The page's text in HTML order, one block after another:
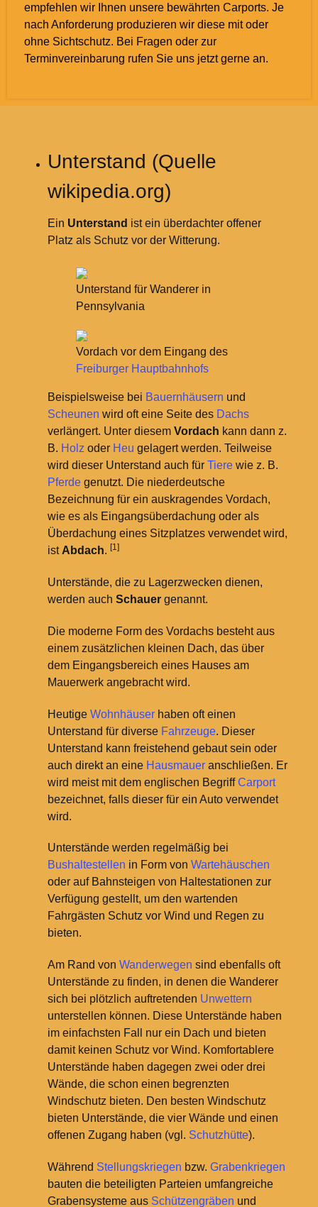
empfehlen wir Ihnen unsere bewährten Carports. Je
nach Anforderung produzieren wir diese mit oder
ohne Sichtschutz. Bei Fragen oder zur
Terminvereinbarung rufen Sie uns jetzt gerne an.
Unterstand (Quelle
wikipedia.org)
Ein Unterstand ist ein überdachter offener
Platz als Schutz vor der Witterung.
Unterstand für Wanderer in
Pennsylvania
Vordach vor dem Eingang des
Freiburger Hauptbahnhofs
Beispielsweise bei Bauernhäusern und
Scheunen wird oft eine Seite des Dachs
verlängert. Unter diesem Vordach kann dann z.
B. Holz oder Heu gelagert werden. Teilweise
wird dieser Unterstand auch für Tierewie z. B.
Pferdegenutzt. Die niederdeutsche
Bezeichnung für ein auskragendes Vordach,
wie es als Eingangsüberdachung oder als
Überdachung eines Sitzplatzes verwendet wird,
ist Abdach. [1]
Unterstände, die zu Lagerzwecken dienen,
werden auch Schauergenannt.
Die moderne Form des Vordachs besteht aus
einem zusätzlichen kleinen Dach, das über
dem Eingangsbereich eines Hauses am
Mauerwerk angebracht wird.
Heutige Wohnhäuserhaben oft einen
Unterstand für diverse Fahrzeuge. Dieser
Unterstand kann freistehend gebaut sein oder
auch direkt an eine Hausmaueranschließen. Er
wird meist mit dem englischen BegriffCarport
bezeichnet, falls dieser für ein Auto verwendet
wird.
Unterstände werden regelmäßig bei
Bushaltestellen in Form von Wartehäuschen
oder auf Bahnsteigen von Haltestationen zur
Verfügung gestellt, um den wartenden
Fahrgästen Schutz vor Wind und Regen zu
bieten.
Am Rand von Wanderwegen sind ebenfalls oft
Unterstände zu finden, in denen die Wanderer
sich bei plötzlich auftretenden Unwettern
unterstellen können. Diese Unterstände haben
im einfachsten Fall nur ein Dach und bieten
damit keinen Schutz vor Wind. Komfortablere
Unterstände haben dagegen zwei oder drei
Wände, die schon einen begrenzten
Windschutz bieten. Den besten Windschutz
bieten Unterstände, die vier Wände und einen
offenen Zugang haben (vgl. Schutzhütte).
Während Stellungskriegen bzw. Grabenkriegen
bauten die beteiligten Parteien umfangreiche
Grabensysteme aus Schützengräben und